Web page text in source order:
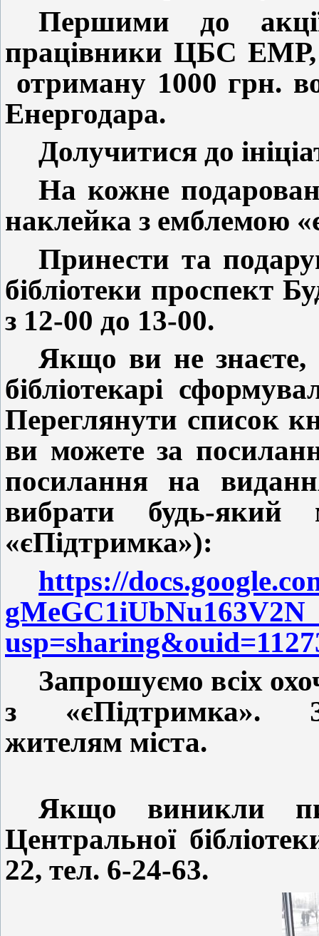
Першими до
працівники ЦБС ЕМР,
отриману 1000 грн.
Енергодара.
Долучитися до
На кожне
наклейка з емблемою
Принести та
бібліотеки проспект
з 12-00 до 13-00.
Якщо ви не знаєте,
бібліотекарі
Переглянути список
ви можете за
посилання на
вибрати будь-
«єПідтримка»):
https://
Запрошуємо всіх
з «єПідтримка».
жителям міста.
Якщо виникли
Центральної
22, тел. 6-24-63.